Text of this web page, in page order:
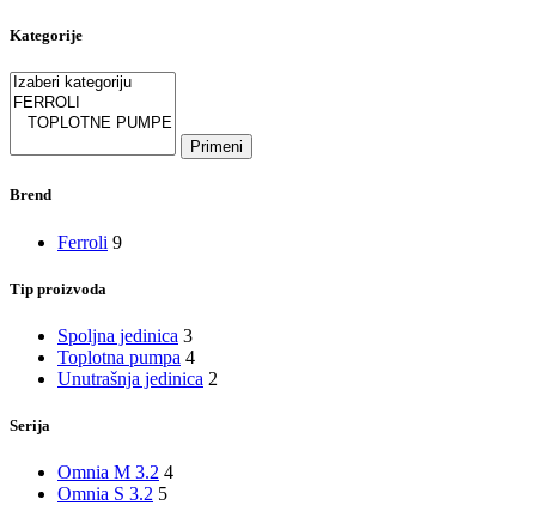
Kategorije
Primeni
Brend
Ferroli 9
Tip proizvoda
Spoljna jedinica 3
Toplotna pumpa 4
Unutrašnja jedinica 2
Serija
Omnia M 3.2 4
Omnia S 3.2 5